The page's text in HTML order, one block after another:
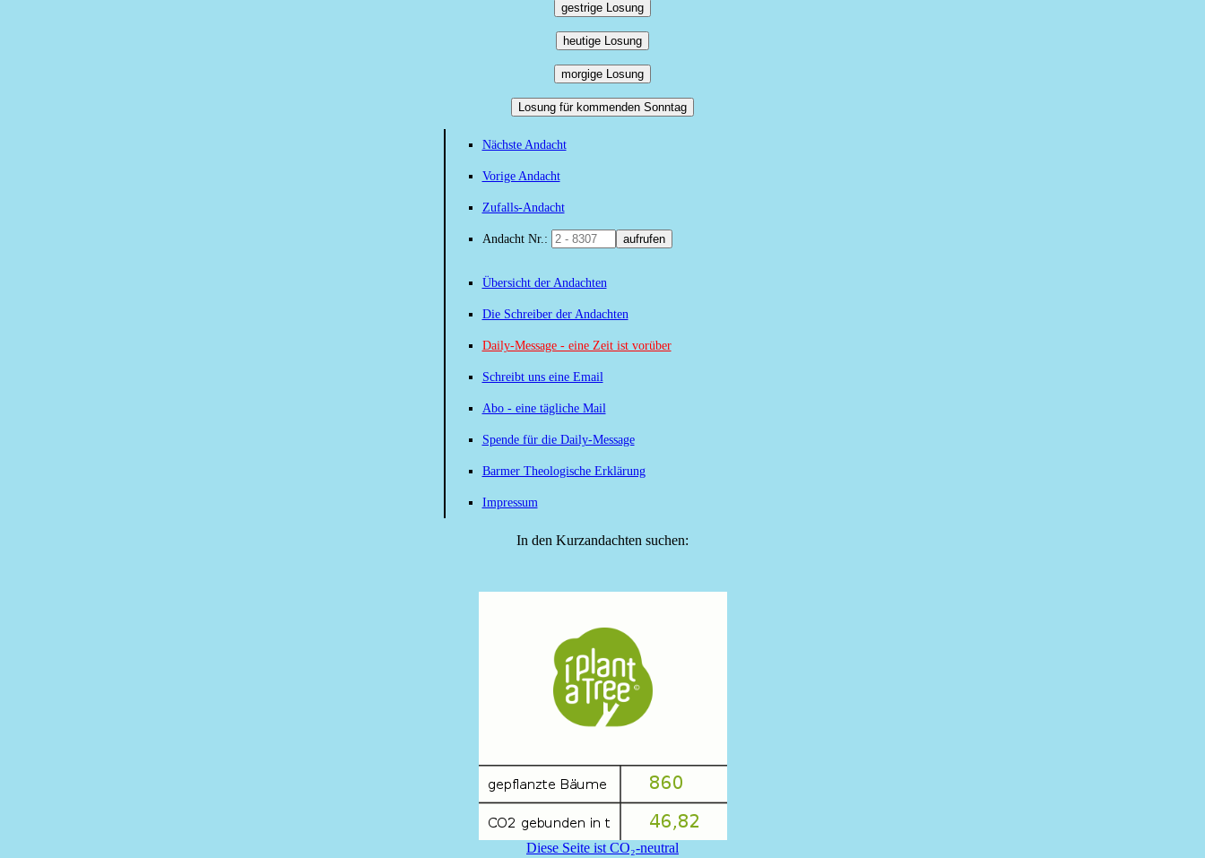
gestrige Losung
heutige Losung
morgige Losung
Losung für kommenden Sonntag
Nächste Andacht
Vorige Andacht
Zufalls-Andacht
Andacht Nr.: aufrufen
Übersicht der Andachten
Die Schreiber der Andachten
Daily-Message - eine Zeit ist vorüber
Schreibt uns eine Email
Abo - eine tägliche Mail
Spende für die Daily-Message
Barmer Theologische Erklärung
Impressum
In den Kurzandachten suchen:
Diese Seite ist CO₂-neutral